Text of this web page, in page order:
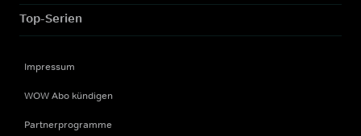
Top-Serien
Impressum
WOW Abo kündigen
Partnerprogramme